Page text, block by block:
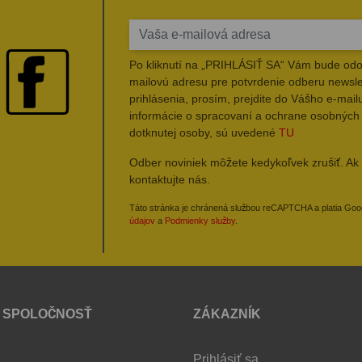
Po kliknutí na „PRIHLÁSIŤ SA“ Vám bude
mailovú adresu pre potvrdenie odberu
prihlásenia, prosím, prejdite do Vášho e-
informácie o spracovaní a ochrane
dotknutej osoby, sú uvedené TU
Odber noviniek môžete kedykoľvek zrušiť. Ak
kontaktujte nás.
Táto stránka je chránená službou reCAPTCHA a platia
údajov a Podmienky služby.
ZÁKAZNÍK
Prihlásiť sa